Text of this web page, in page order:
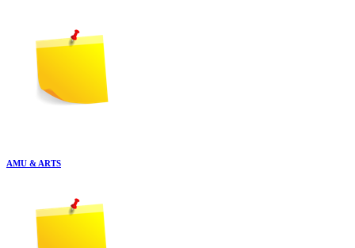
AMU & ARTS